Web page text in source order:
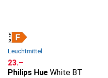
Leuchtmittel
CHF
23.–
Philips Hue White BT